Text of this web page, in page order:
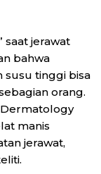
saat jerawat
bahwa
tinggi bisa
orang.
manis
jerawat,